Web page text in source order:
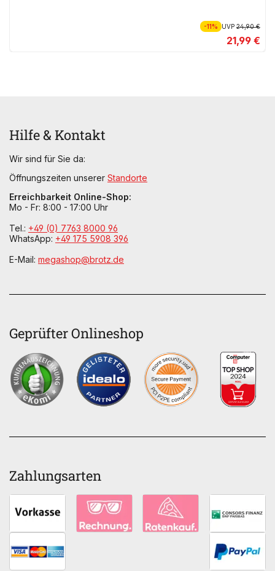
-11% UVP24,90 €
21,99 €
Hilfe & Kontakt
Wir sind für Sie da:
Öffnungszeiten unserer Standorte
Erreichbarkeit Online-Shop:
Mo - Fr: 8:00 - 17:00 Uhr
Tel.: +49 (0) 7763 8000 96
WhatsApp: +49 175 5908 396
E-Mail: megashop@brotz.de
Geprüfter Onlineshop
Zahlungsarten